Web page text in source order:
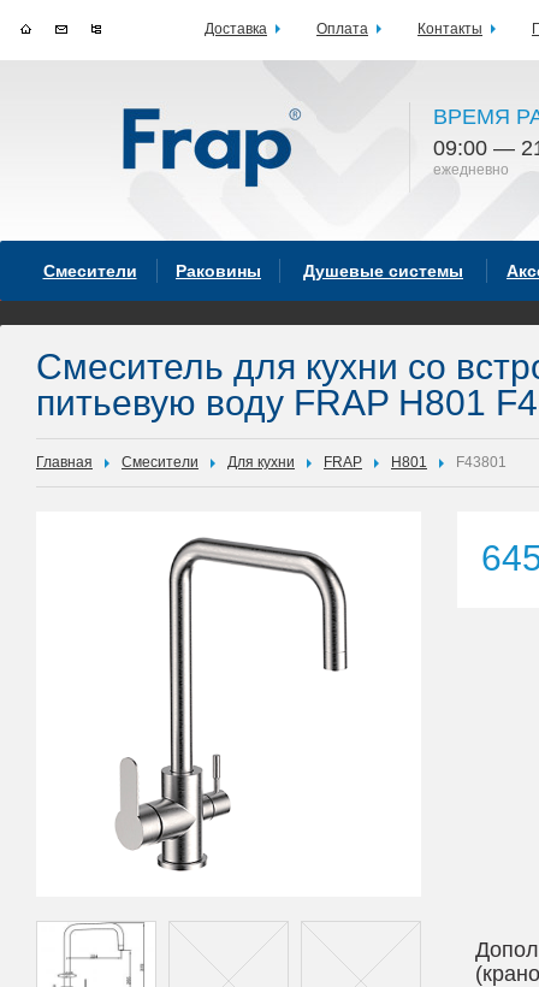
ВРЕМЯ
09:00 —
ежедневно
Смесители Раковины Душевые системы
Смеситель для кухни со
питьевую воду FRAP H801
Главная Смесители Для кухни FRAP H801 F43801
Доставка Оплата Контакты